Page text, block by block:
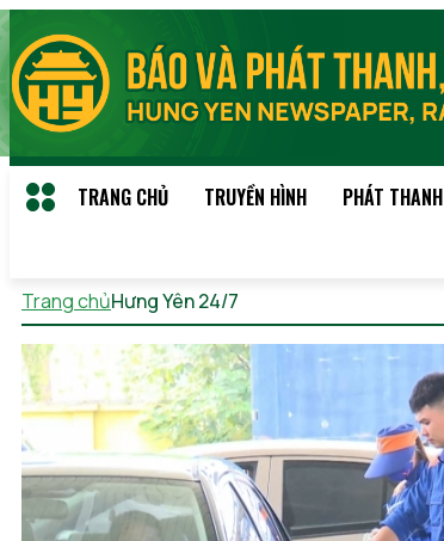
TRANG CHỦ TRUYỀN HÌNH PHÁT THANH
Trang chủHưng Yên 24/7